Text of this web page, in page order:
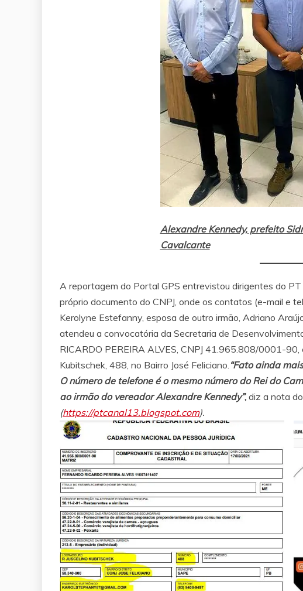
Alexandre Kennedy, prefeito
Cavalcante
A reportagem do Portal GPS entrevistou dirigentes do
próprio documento do CNPJ, onde os contatos (e-mail e
Kerolyne Estefanny, esposa de outro irmão, Adriano
atendeu a convocatória da Secretaria de
RICARDO PEREIRA ALVES, CNPJ 41.965.808/0001-90,
Kubitschek, 488, no Bairro José Feliciano. “Fato ainda
O número de telefone é o mesmo número do Rei do
ao irmão do vereador Alexandre Kennedy”, diz a nota
(https://ptcanal13.blogspot.com).